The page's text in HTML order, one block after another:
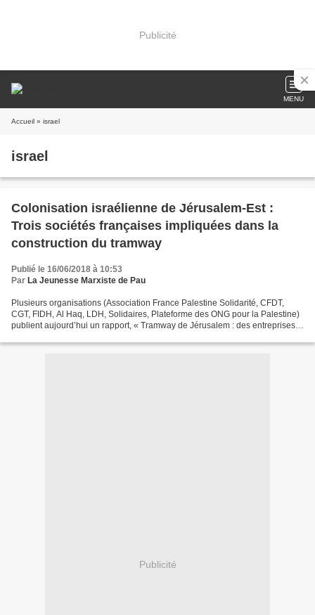
Publicité
MENU
Accueil » israel
israel
Colonisation israélienne de Jérusalem-Est :
Trois sociétés françaises impliquées dans la
construction du tramway
Publié le 16/06/2018 à 10:53
Par La Jeunesse Marxiste de Pau
Plusieurs organisations (Association France Palestine Solidarité, CFDT,
CGT, FIDH, Al Haq, LDH, Solidaires, Plateforme des ONG pour la Palestine)
publient aujourd’hui un rapport, « Tramway de Jérusalem : des entreprises
Publicité